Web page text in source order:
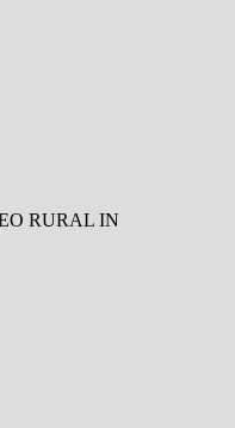
RURAL IN